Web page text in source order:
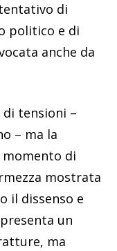
di
politico e di
anche da
di tensioni –
– ma la
di
mostrata
il dissenso e
un
ma